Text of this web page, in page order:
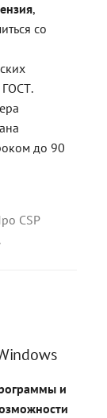
,
со
ГОСТ.
до 90
CSP
и